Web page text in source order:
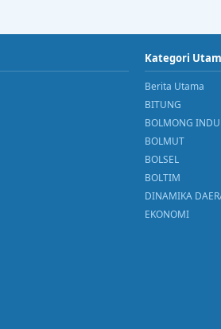
Kategori
Berita Utama
BITUNG
BOLMONG
BOLMUT
BOLSEL
BOLTIM
DINAMIKA
EKONOMI